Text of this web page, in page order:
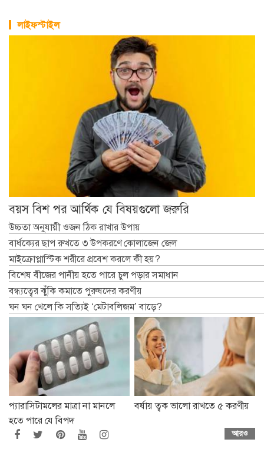
লাইফস্টাইল
বয়স বিশ পর আর্থিক যে বিষয়গুলো জরুরি
উচ্চতা অনুযায়ী ওজন ঠিক রাখার উপায়
বার্ধক্যের ছাপ রুখতে ৩ উপকরণে কোলাজেন জেল
মাইক্রোপ্লাস্টিক শরীরে প্রবেশ করলে কী হয়?
বিশেষ বীজের পানীয় হতে পারে চুল পড়ার সমাধান
বন্ধ্যত্বের ঝুঁকি কমাতে পুরুষদের করণীয়
ঘন ঘন খেলে কি সত্যিই ‘মেটাবলিজম’ বাড়ে?
প্যারাসিটামলের মাত্রা না মানলে
হতে পারে যে বিপদ
বর্ষায় ত্বক ভালো রাখতে ৫ করণীয়
আরও